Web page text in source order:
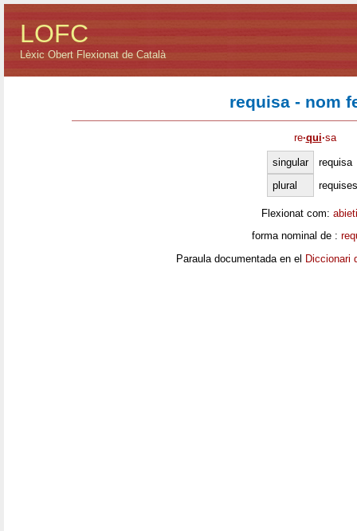
LOFC
Lèxic Obert Flexionat de Català
requisa - nom
re·qui·sa
singular
requisa
plural
requises
Flexionat com:
forma nominal de :
Paraula documentada en el Diccionari